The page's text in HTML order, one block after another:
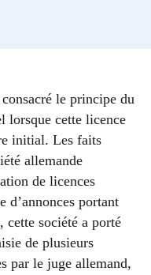
le principe du
lorsque cette licence
initial. Les faits
allemande
de licences
d’annonces portant
cette société a porté
de plusieurs
par le juge allemand,